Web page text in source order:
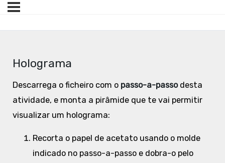
Holograma
Descarrega o ficheiro com o passo-a-passodesta
atividade, e monta a pirâmide que te vai permitir
visualizar um holograma:
Recorta o papel de acetato usando o molde
indicado no passo-a-passo e dobra-o pelo